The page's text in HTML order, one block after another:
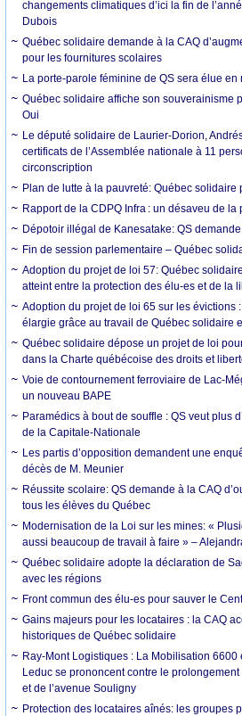
changements climatiques d’ici la fin de
Dubois
Québec solidaire demande à la CAQ
pour les fournitures scolaires
La porte-parole féminine de QS sera élue en
Québec solidaire affiche son souverainisme
Oui
Le député solidaire de Laurier-Dorion,
certificats de l’Assemblée nationale à 11
circonscription
Plan de lutte à la pauvreté: Québec solidaire
Rapport de la CDPQ Infra : un désaveu de la
Dépotoir illégal de Kanesatake: QS
Fin de session parlementaire – Québec
Adoption du projet de loi 57: Québec
atteint entre la protection des élu-es et de la
Adoption du projet de loi 65 sur les évictions
élargie grâce au travail de Québec solidaire
Québec solidaire dépose un projet de loi
dans la Charte québécoise des droits et
Voie de contournement ferroviaire de Lac-
un nouveau BAPE
Paramédics à bout de souffle : QS veut plus
de la Capitale-Nationale
Les partis d’opposition demandent une
décès de M. Meunier
Réussite scolaire: QS demande à la CAQ
tous les élèves du Québec
Modernisation de la Loi sur les mines: «
aussi beaucoup de travail à faire » –
Québec solidaire adopte la déclaration de
avec les régions
Front commun des élu-es pour sauver le
Gains majeurs pour les locataires : la CAQ
historiques de Québec solidaire
Ray-Mont Logistiques : La Mobilisation 6600
Leduc se prononcent contre le prolongement
et de l’avenue Souligny
Protection des locataires aînés: les groupes